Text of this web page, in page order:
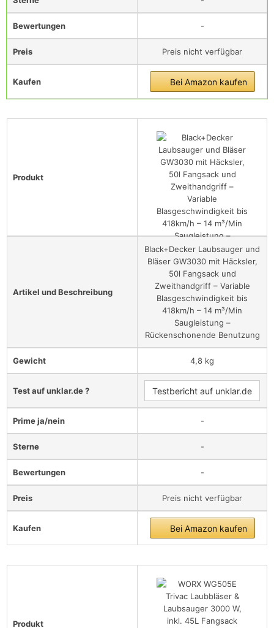
Bewertungen -
Preis Preis nicht verfügbar
Kaufen Bei Amazon kaufen
Produkt
Artikel und Beschreibung
Black+Decker Laubsauger und
Bläser GW3030 mit Häcksler,
50l Fangsack und
Zweithandgriff – Variable
Blasgeschwindigkeit bis
418km/h – 14 m³/Min
Saugleistung –
Rückenschonende Benutzung
Gewicht 4,8 kg
Test auf unklar.de ? Testbericht auf unklar.de
Prime ja/nein -
Sterne -
Bewertungen -
Preis Preis nicht verfügbar
Kaufen Bei Amazon kaufen
Produkt